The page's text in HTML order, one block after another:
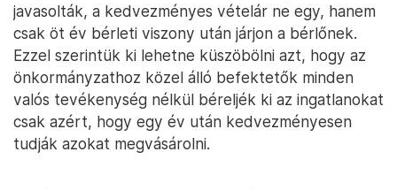
javasolták, a kedvezményes vételár ne egy, hanem
csak öt év bérleti viszony után járjon a bérlőnek.
Ezzel szerintük ki lehetne küszöbölni azt, hogy az
önkormányzathoz közel álló befektetők minden
valós tevékenység nélkül béreljék ki az ingatlanokat
csak azért, hogy egy év után kedvezményesen
tudják azokat megvásárolni.